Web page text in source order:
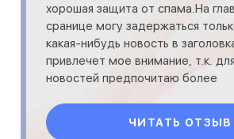
хорошая защита от спама.На
сранице могу задержаться
какая-нибудь новость в
привлечет мое внимание, т.к.
новостей предпочитаю более
забегаю на
ЧИТАТЬ ОТЗЫВ